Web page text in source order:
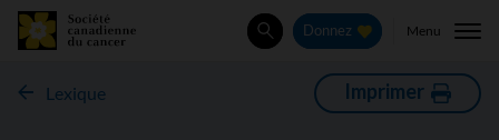
Rechercher
Donnez Menu
Lexique Imprimer